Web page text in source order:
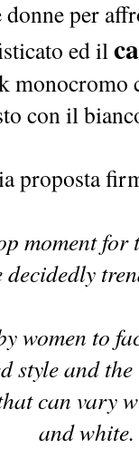
per
ed il
monocromo
con il
proposta
moment for
decidedly
women to
style and
can vary
and white.